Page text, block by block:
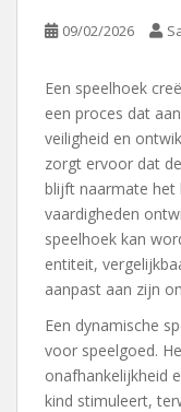
09/02/2026
Een speelhoek
een proces dat
veiligheid en
zorgt ervoor dat
blijft naarmate het
vaardigheden
speelhoek kan
entiteit,
aanpast aan zijn
Een dynamische
voor speelgoed.
onafhankelijkheid
kind stimuleert,